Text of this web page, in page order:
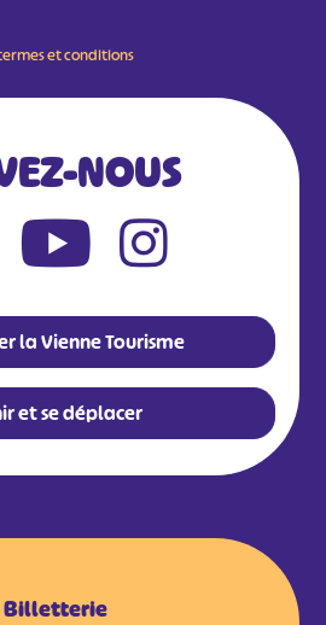
et conditions
NOUS
la Vienne Tourisme
et se déplacer
Billetterie